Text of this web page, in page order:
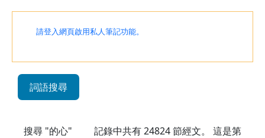
請登入網頁啟用私人筆記功能。
詞語搜尋
搜尋 "的心" 記錄中共有24824節經文。 這是第